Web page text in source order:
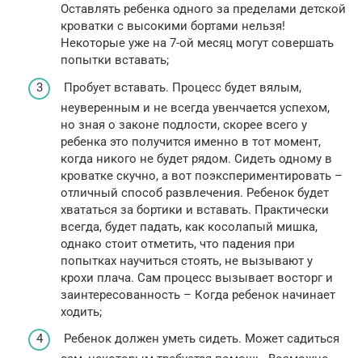
Оставлять ребенка одного за пределами детской
кроватки с высокими бортами нельзя!
Некоторые уже на 7-ой месяц могут совершать
попытки вставать;
Пробует вставать. Процесс будет вялым,
неуверенным и не всегда увенчается успехом,
но зная о законе подлости, скорее всего у
ребенка это получится именно в тот момент,
когда никого не будет рядом. Сидеть одному в
кроватке скучно, а вот поэкспериментировать –
отличный способ развлечения. Ребенок будет
хвататься за бортики и вставать. Практически
всегда, будет падать, как косолапый мишка,
однако стоит отметить, что падения при
попытках научиться стоять, не вызывают у
крохи плача. Сам процесс вызывает восторг и
заинтересованность – Когда ребенок начинает
ходить;
Ребенок должен уметь сидеть. Может садиться